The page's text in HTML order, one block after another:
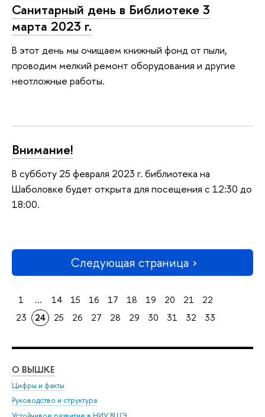
Санитарный день в Библиотеке 3
марта 2023 г.
В этот день мы очищаем книжный фонд от пыли,
проводим мелкий ремонт оборудования и другие
неотложные работы.
Внимание!
В субботу 25 февраля 2023 г. библиотека на
Шаболовке будет открыта для посещения с 12:30 до
18:00.
Следующая страница
1 ... 14 15 16 17 18 19 20 21
22
23
24 25 26 27 28 29 30 31 32 33
О ВЫШКЕ
Цифры и факты
Руководство и структура